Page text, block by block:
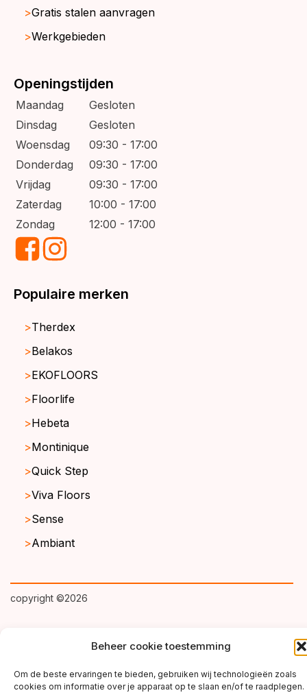
Beheer cookie toestemming
Om de beste ervaringen te bieden, gebruiken wij technologieën zoals
cookies om informatie over je apparaat op te slaan en/of te raadplegen.
Gratis stalen aanvragen
Werkgebieden
Openingstijden
Maandag
Gesloten
Dinsdag
Gesloten
Woensdag
09:30 - 17:00
Donderdag
09:30 - 17:00
Vrijdag
09:30 - 17:00
Zaterdag
10:00 - 17:00
Zondag
12:00 - 17:00
Populaire merken
Therdex
Belakos
EKOFLOORS
Floorlife
Hebeta
Montinique
Quick Step
Viva Floors
Sense
Ambiant
copyright ©2026